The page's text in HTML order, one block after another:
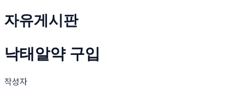
자유게시판
낙­태알약 구입
작성자